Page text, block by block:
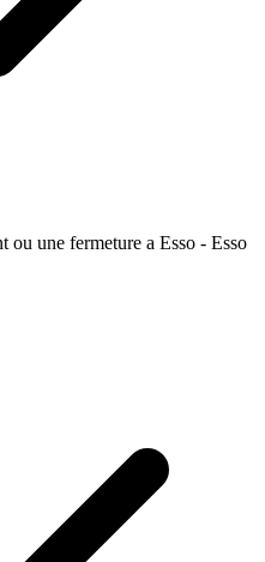
ou une fermeture a Esso - Esso